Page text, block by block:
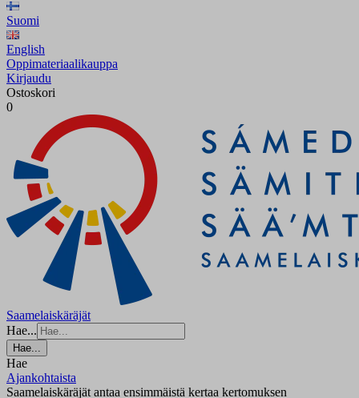
Suomi
English
Oppimateriaalikauppa
Kirjaudu
Ostoskori
0
Saamelaiskäräjät
Hae...
Hae...
Hae
Ajankohtaista
Saamelaiskäräjät antaa ensimmäistä kertaa kertomuksen